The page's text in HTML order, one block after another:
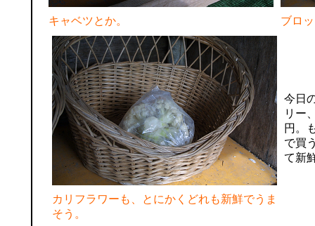
キャベツとか。 ブロ
カリフラワーも、とにかくどれも新鮮でうま
そう。
今日
リー
円。
で買
て新